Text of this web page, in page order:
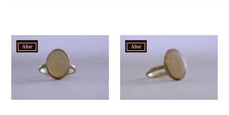
after after